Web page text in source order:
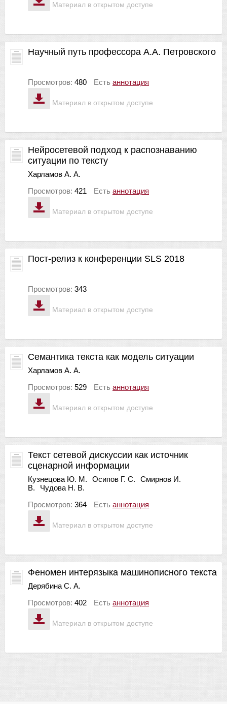
Материал в открытом доступе
Материал в открытом доступе
Научный путь профессора А.А. Петровского
Просмотров: 480 Есть аннотация
Материал в открытом доступе
Нейросетевой подход к распознаванию
ситуации по тексту
Харламов А. А.
Просмотров: 421 Есть аннотация
Материал в открытом доступе
Пост-релиз к конференции SLS 2018
Просмотров: 343
Материал в открытом доступе
Семантика текста как модель ситуации
Харламов А. А.
Просмотров: 529 Есть аннотация
Материал в открытом доступе
Текст сетевой дискуссии как источник
сценарной информации
Кузнецова Ю. М. Осипов Г. С.
Смирнов И.
В.
Чудова Н. В.
Просмотров: 364 Есть аннотация
Материал в открытом доступе
Феномен интерязыка машинописного текста
Дерябина С. А.
Просмотров: 402 Есть аннотация